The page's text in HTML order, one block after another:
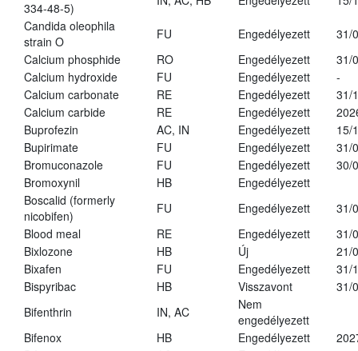
334-48-5)
Candida oleophila
strain O
FU Engedélyezett
31/
Calcium phosphide
RO Engedélyezett
31/
Calcium hydroxide
FU Engedélyezett
-
Calcium carbonate
RE Engedélyezett
31/
Calcium carbide
RE Engedélyezett
Buprofezin
AC, IN Engedélyezett
15/
Bupirimate
FU Engedélyezett
31/
Bromuconazole
FU Engedélyezett
30/
Bromoxynil
HB
Engedélyezett
Boscalid (formerly
nicobifen)
FU Engedélyezett
31/
Blood meal
RE Engedélyezett
31/
Bixlozone
HB Új
21/
Bixafen
FU Engedélyezett
31/
Bispyribac
HB Visszavont
31/
Bifenthrin
IN, AC
Nem
engedélyezett
Bifenox
HB Engedélyezett